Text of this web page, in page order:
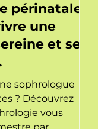
périnatale
une
et se
sophrologue
? Découvrez
vous